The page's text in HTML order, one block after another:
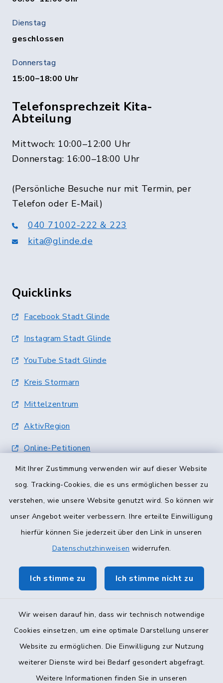
Mit Ihrer Zustimmung verwenden wir auf dieser Website
sog. Tracking-Cookies, die es uns ermöglichen besser zu
verstehen, wie unsere Website genutzt wird. So können wir
unser Angebot weiter verbessern. Ihre erteilte Einwilligung
hierfür können Sie jederzeit über den Link in unseren
Datenschutzhinweisen widerrufen.
Ich stimme zu Ich stimme nicht zu
Wir weisen darauf hin, dass wir technisch notwendige
Cookies einsetzen, um eine optimale Darstellung unserer
Website zu ermöglichen. Die Einwilligung zur Nutzung
weiterer Dienste wird bei Bedarf gesondert abgefragt.
Weitere Informationen finden Sie in unseren
Dienstag
geschlossen
Donnerstag
15:00–18:00 Uhr
Telefonsprechzeit Kita-
Abteilung
Mittwoch: 10:00–12:00 Uhr
Donnerstag: 16:00–18:00 Uhr
(Persönliche Besuche nur mit Termin, per
Telefon oder E-Mail)
040 71002-222 & 223
kita@glinde.de
Quicklinks
Facebook Stadt Glinde
Instagram Stadt Glinde
YouTube Stadt Glinde
Kreis Stormarn
Mittelzentrum
AktivRegion
Online-Petitionen
Terminvergabe